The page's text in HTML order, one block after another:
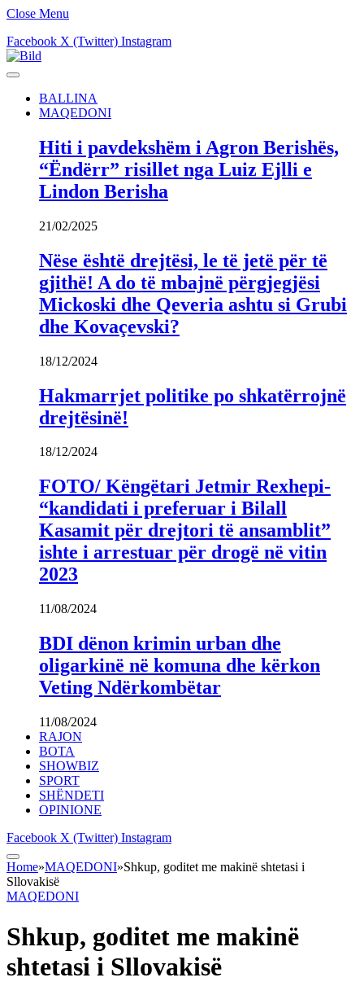
Close Menu
Facebook X (Twitter) Instagram
BALLINA
MAQEDONI
Hiti i pavdekshëm i Agron Berishës,
“Ëndërr” risillet nga Luiz Ejlli e
Lindon Berisha
21/02/2025
Nëse është drejtësi, le të jetë për të
gjithë! A do të mbajnë përgjegjësi
Mickoski dhe Qeveria ashtu si Grubi
dhe Kovaçevski?
18/12/2024
Hakmarrjet politike po shkatërrojnë
drejtësinë!
18/12/2024
FOTO/ Këngëtari Jetmir Rexhepi-
“kandidati i preferuar i Bilall
Kasamit për drejtori të ansamblit”
ishte i arrestuar për drogë në vitin
2023
11/08/2024
BDI dënon krimin urban dhe
oligarkinë në komuna dhe kërkon
Veting Ndërkombëtar
11/08/2024
RAJON
BOTA
SHOWBIZ
SPORT
SHËNDETI
OPINIONE
Facebook X (Twitter) Instagram
Home»MAQEDONI»Shkup, goditet me makinë shtetasi i
Sllovakisë
MAQEDONI
Shkup, goditet me makinë
shtetasi i Sllovakisë